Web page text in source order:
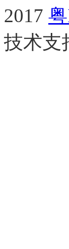
2017
技术支